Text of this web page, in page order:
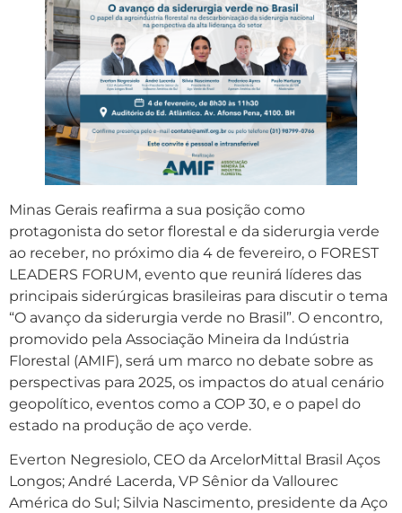
Minas Gerais reafirma a sua posição como
protagonista do setor florestal e da siderurgia verde
ao receber, no próximo dia 4 de fevereiro, o FOREST
LEADERS FORUM, evento que reunirá líderes das
principais siderúrgicas brasileiras para discutir o tema
“O avanço da siderurgia verde no Brasil”. O encontro,
promovido pela Associação Mineira da Indústria
Florestal (AMIF), será um marco no debate sobre as
perspectivas para 2025, os impactos do atual cenário
geopolítico, eventos como a COP 30, e o papel do
estado na produção de aço verde.
Everton Negresiolo, CEO da ArcelorMittal Brasil Aços
Longos; André Lacerda, VP Sênior da Vallourec
América do Sul; Silvia Nascimento, presidente da Aço